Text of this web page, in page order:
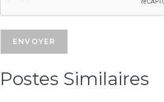
Postes Similaires​